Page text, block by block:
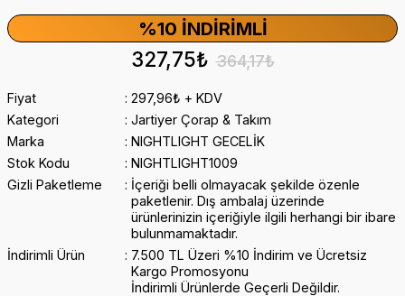
%10 İNDIRIMLI
327,75₺ 364,17₺
Fiyat
297,96₺ + KDV
Kategori
Jartiyer Çorap & Takım
Marka
NIGHTLIGHT GECELİK
Stok Kodu
NIGHTLIGHT1009
Gizli Paketleme
İçeriği belli olmayacak şekilde özenle
paketlenir. Dış ambalaj üzerinde
ürünlerinizin içeriğiyle ilgili herhangi bir ibare
bulunmamaktadır.
İndirimli Ürün
7.500 TL Üzeri %10 İndirim ve Ücretsiz
Kargo Promosyonu
İndirimli Ürünlerde Geçerli Değildir.